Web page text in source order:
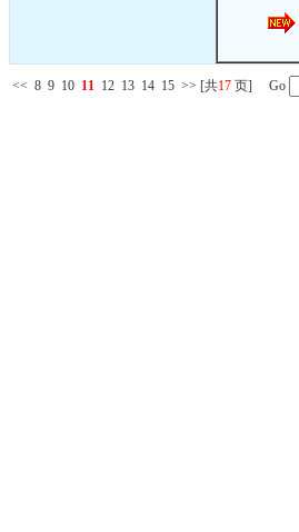
<< 8 9 10 11 12 13 14 15 >> [共17 页] Go